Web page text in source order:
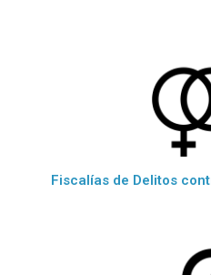
Fiscalías de Delitos